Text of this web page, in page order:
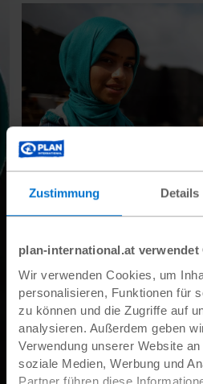
Zustimmung Details
plan-international.at verwendet
Wir verwenden Cookies, um
personalisieren, Funktionen für
zu können und die Zugriffe auf
analysieren. Außerdem geben
Verwendung unserer Website
soziale Medien, Werbung und
Partner führen diese
Unser Jubiläumsprojekt ist das
für Mädchen in Ägypten.Das
ägyptischen Städten Alexandria
In Ägypten gehörtsexuelle
Mädchen zum Alltag. Oft
sogar daran, zur Schule zu
Normen und Diskriminierung
dass Frauenpolitisch und
sind.